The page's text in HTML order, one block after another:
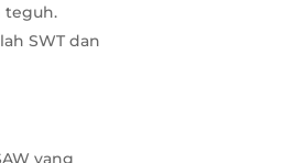
teguh.
SWT dan
yang